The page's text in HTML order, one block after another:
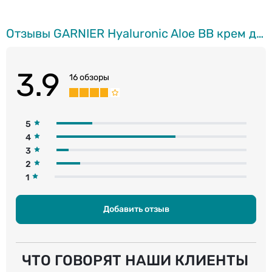
Отзывы GARNIER Hyaluronic Aloe BB крем для жирной, комбинированной кожии, 50мл
3.9 16 обзоры
5
4
3
2
1
Добавить отзыв
ЧТО ГОВОРЯТ НАШИ КЛИЕНТЫ